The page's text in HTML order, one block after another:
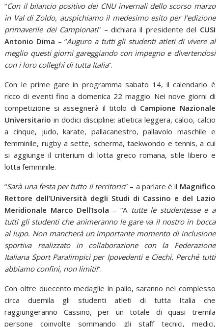
“Con il bilancio positivo dei CNU invernali dello scorso marzo
in Val di Zoldo, auspichiamo il medesimo esito per l’edizione
primaverile dei Campionati” – dichiara il presidente del CUSI
Antonio Dima – “Auguro a tutti gli studenti atleti di vivere al
meglio questi giorni gareggiando con impegno e divertendosi
con i loro colleghi di tutta Italia”.
Con le prime gare in programma sabato 14, il calendario è
ricco di eventi fino a domenica 22 maggio. Nei nove giorni di
competizione si assegnerà il titolo di Campione Nazionale
Universitario in dodici discipline: atletica leggera, calcio, calcio
a cinque, judo, karate, pallacanestro, pallavolo maschile e
femminile, rugby a sette, scherma, taekwondo e tennis, a cui
si aggiunge il criterium di lotta greco romana, stile libero e
lotta femminile.
“Sarà una festa per tutto il territorio” – a parlare è il Magnifico
Rettore dell’Università degli Studi di Cassino e del Lazio
Meridionale Marco Dell’Isola – “A tutte le studentesse e a
tutti gli studenti che animeranno le gare va il nostro in bocca
al lupo. Non mancherà un importante momento di inclusione
sportiva realizzato in collaborazione con la Federazione
Italiana Sport Paralimpici per Ipovedenti e Ciechi. Perché tutti
abbiamo confini, non limiti!”.
Con oltre duecento medaglie in palio, saranno nel complesso
circa duemila gli studenti atleti di tutta Italia che
raggiungeranno Cassino, per un totale di quasi tremila
persone coinvolte sommando gli staff tecnici, medici,